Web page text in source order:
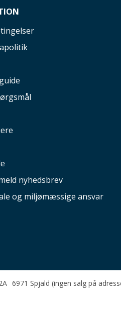
nyhedsbrev
og miljømæssige ansvar
6971 Spjald (ingen salg på